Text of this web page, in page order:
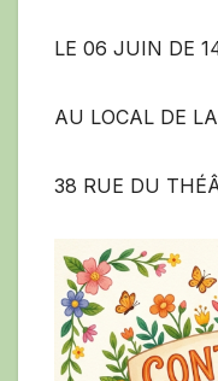
LE 06 JUIN DE
AU LOCAL DE
38 RUE DU